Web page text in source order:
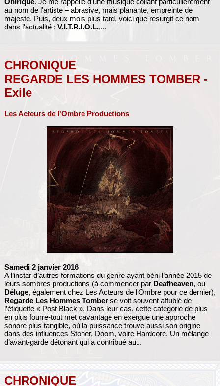
au nom de l'artiste – abrasive, mais planante, empreinte de
majesté. Puis, deux mois plus tard, voici que resurgit ce nom
dans l'actualité : V.I.T.R.I.O.L.,...
CHRONIQUE
REGARDE LES HOMMES TOMBER -
Exile
Les Acteurs de l'Ombre Productions
Samedi 2 janvier 2016
A l’instar d’autres formations du genre ayant béni l’année 2015 de
leurs sombres productions (à commencer par Deafheaven, ou
Déluge, également chez Les Acteurs de l’Ombre pour ce dernier),
Regarde Les Hommes Tomberse voit souvent affublé de
l’étiquette « Post Black ». Dans leur cas, cette catégorie de plus
en plus fourre-tout met davantage en exergue une approche
sonore plus tangible, où la puissance trouve aussi son origine
dans des influences Stoner, Doom, voire Hardcore. Un mélange
d’avant-garde détonant qui a contribué au...
CHRONIQUE